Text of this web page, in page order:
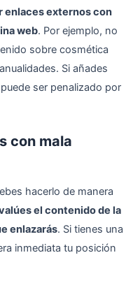
enlaces externos con
web. Por ejemplo, no
sobre cosmética
Si añades
ser penalizado por
con mala
hacerlo de manera
el contenido de la
enlazarás. Si tienes una
inmediata tu posición